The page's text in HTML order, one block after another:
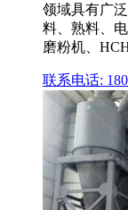
领域具有广
料、熟料、
磨粉机、
联系电话: